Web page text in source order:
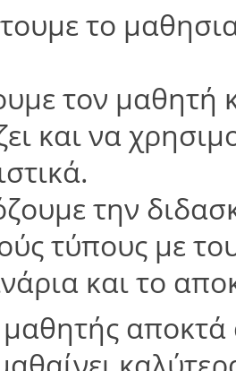
το
τον μαθητή
και να
την
τύπους με
και το